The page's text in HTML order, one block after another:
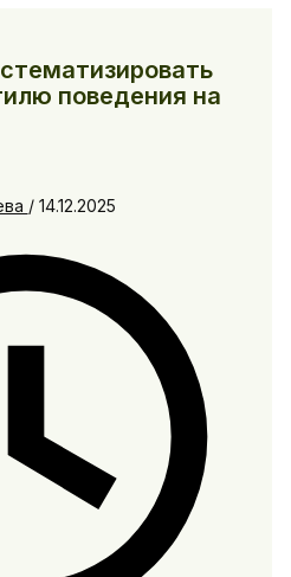
поведения на
/ 14.12.2025